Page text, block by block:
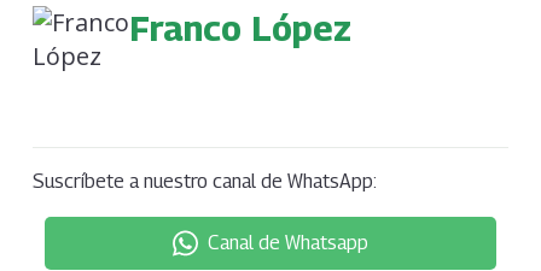
Franco López
Suscríbete a nuestro canal de WhatsApp:
Canal de Whatsapp